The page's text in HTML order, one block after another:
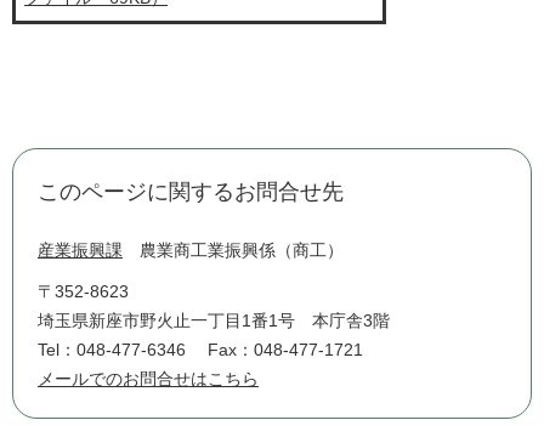
このページに関するお問合せ先
産業振興課 農業商工業振興係（商工）
〒352-8623
埼玉県新座市野火止一丁目1番1号 本庁舎3階
Tel：048-477-6346
Fax：048-477-1721
メールでのお問合せはこちら